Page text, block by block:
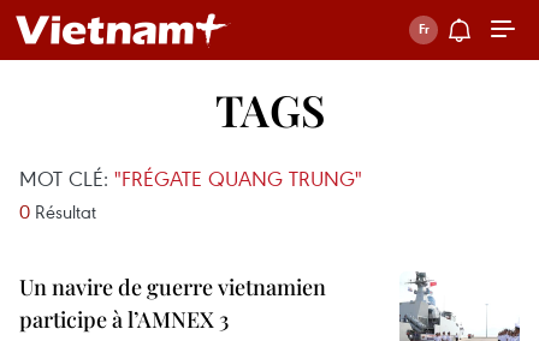
TAGS
MOT CLÉ: "FRÉGATE QUANG TRUNG"
0 Résultat
Un navire de guerre vietnamien
participe à l’AMNEX 3